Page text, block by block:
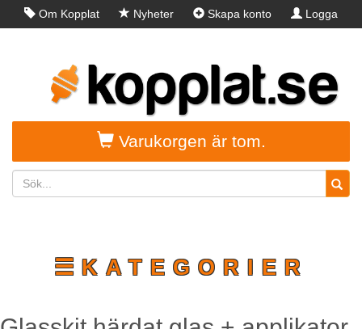
Om Kopplat Nyheter Skapa konto Logga
Varukorgen är tom.
☰KATEGORIER